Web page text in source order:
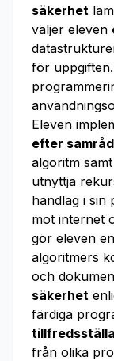
säkerhet
väljer eleven
för
Eleven
efter samråd
algoritm
utnyttja
handlag i sin
mot internet
gör eleven
algoritmers
och
säkerhet
färdiga
från olika